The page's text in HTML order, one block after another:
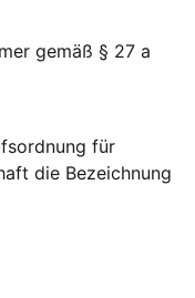
gemäß § 27 a
für
die Bezeichnung